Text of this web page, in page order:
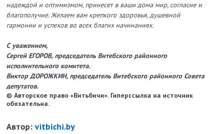
надеждой и оптимизмом, принесет в ваши дома мир, согласие и
благополучие. Желаем вам крепкого здоровья, душевной
гармонии и успехов во всех благих начинаниях.
С уважением,
Сергей ЕГОРОВ, председатель Витебского районного
исполнительного комитета.
Виктор ДОРОЖКИН, председатель Витебского районного Совета
депутатов.
© Авторское право «Витьбичи». Гиперссылка на источник
обязательна.
Автор:vitbichi.by